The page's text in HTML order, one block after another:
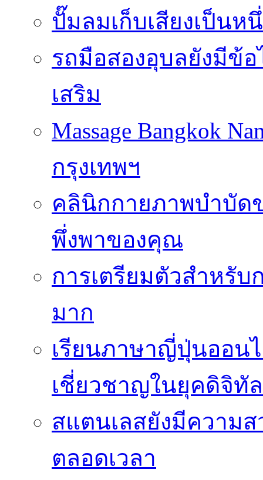
ปั๊มลมเก็บเสียงเป็น
รถมือสองอุบลยังมีข้อ
เสริม
Massage Bangkok
กรุงเทพฯ
คลินิกกายภาพบำบัด
พึ่งพาของคุณ
การเตรียมตัวสำหรั
มาก
เรียนภาษาญี่ปุ่นออน
เชี่ยวชาญในยุคดิจิทัล
สแตนเลสยังมีความ
ตลอดเวลา